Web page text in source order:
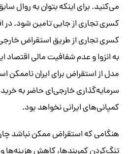
می‌کنید. برای اینکه بتوان به روال
کسری تجاری از جایی تامین شود. در
کسری تجاری از طریق استقراض
به انزوا و عدم شفافیت مالی اقتصاد
مدل از استقراض برای ایران ناممکن
سرمایه‌گذاری خارجی‌ای حاضر به خرید
کمپانی‌های ایرانی نخواهد بود.
هنگامی که استقراض ممکن نباشد